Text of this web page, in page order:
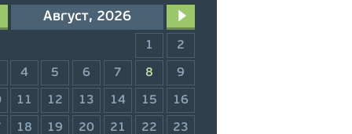
Август, 2026
1 2
4 5 6 7 8 9
11 12 13 14 15 16
18 19 20 21 22 23